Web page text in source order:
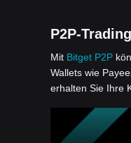
P2P-Trading
Mit Bitget P2P
Wallets wie
erhalten Sie Ihre